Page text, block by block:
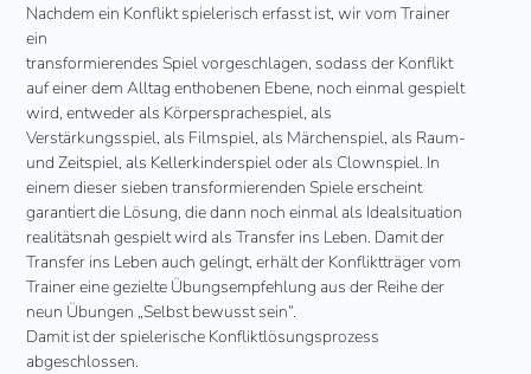
Nachdem ein Konflikt spielerisch erfasst ist, wir vom Trainer
ein
transformierendes Spiel vorgeschlagen, sodass der Konflikt
auf einer dem Alltag enthobenen Ebene, noch einmal gespielt
wird, entweder als Körpersprachespiel, als
Verstärkungsspiel, als Filmspiel, als Märchenspiel, als Raum-
und Zeitspiel, als Kellerkinderspiel oder als Clownspiel. In
einem dieser sieben transformierenden Spiele erscheint
garantiert die Lösung, die dann noch einmal als Idealsituation
realitätsnah gespielt wird als Transfer ins Leben. Damit der
Transfer ins Leben auch gelingt, erhält der Konfliktträger vom
Trainer eine gezielte Übungsempfehlung aus der Reihe der
neun Übungen „Selbst bewusst sein“.
Damit ist der spielerische Konfliktlösungsprozess
abgeschlossen.